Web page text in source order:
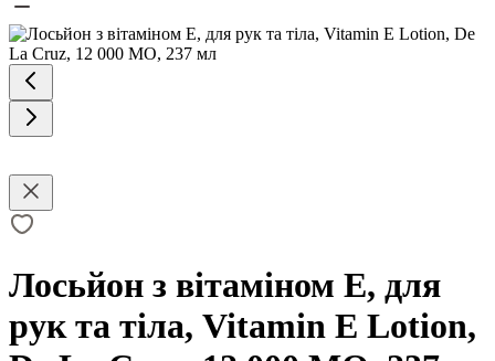
Лосьйон з вітаміном Е, для
рук та тіла, Vitamin E Lotion,